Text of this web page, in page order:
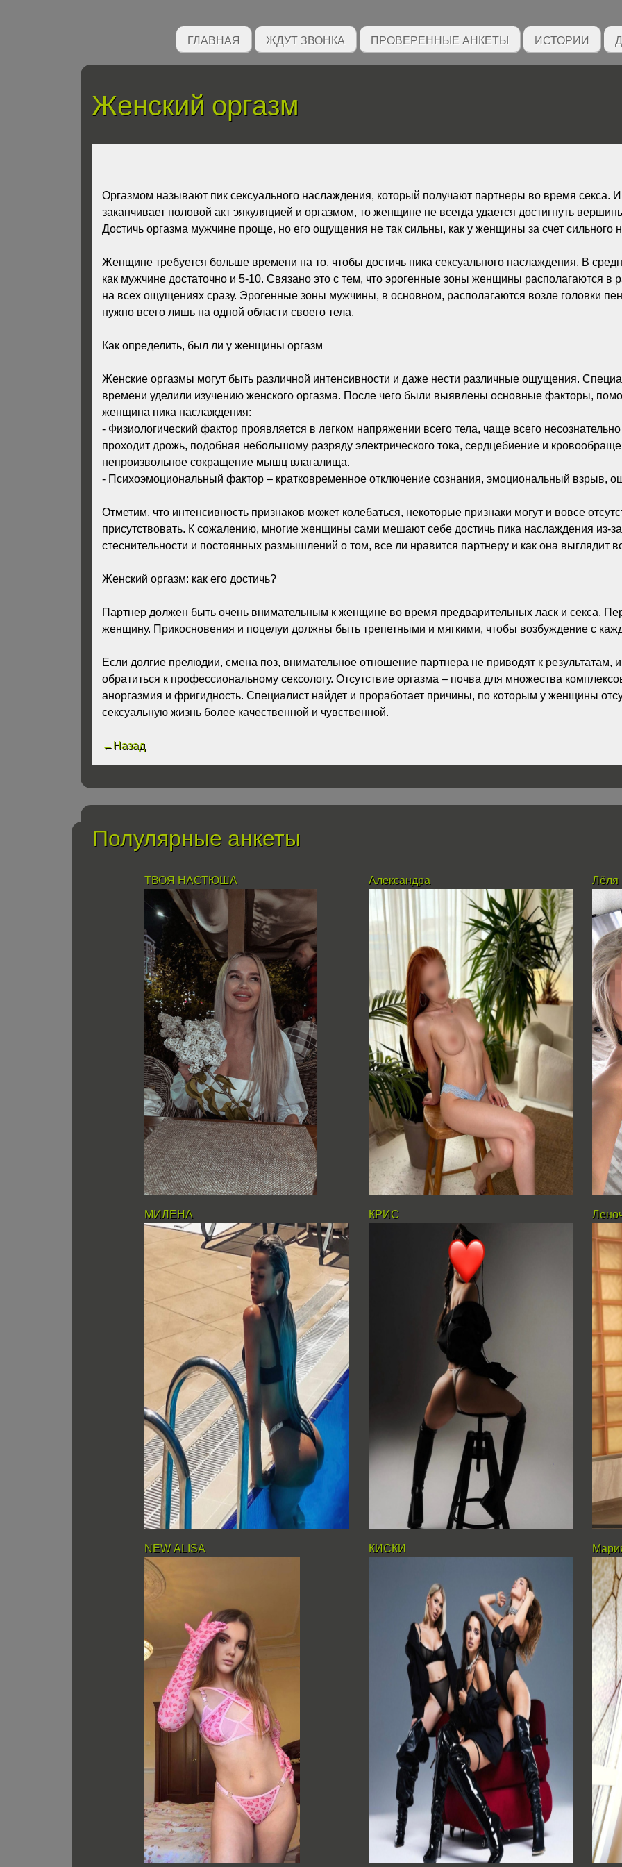
ГЛАВНАЯ ЖДУТ ЗВОНКА ПРОВЕРЕННЫЕ АНКЕТЫ ИСТОРИИ
Женский оргазм
Оргазмом называют пик сексуального наслаждения, который получают партнеры во время секса.
заканчивает половой акт эякуляцией и оргазмом, то женщине не всегда удается достигнуть
Достичь оргазма мужчине проще, но его ощущения не так сильны, как у женщины за счет
Женщине требуется больше времени на то, чтобы достичь пика сексуального наслаждения. В
как мужчине достаточно и 5-10. Связано это с тем, что эрогенные зоны женщины располагаются в
на всех ощущениях сразу. Эрогенные зоны мужчины, в основном, располагаются возле головки
нужно всего лишь на одной области своего тела.
Как определить, был ли у женщины оргазм
Женские оргазмы могут быть различной интенсивности и даже нести различные ощущения.
времени уделили изучению женского оргазма. После чего были выявлены основные факторы,
женщина пика наслаждения:
- Физиологический фактор проявляется в легком напряжении всего тела, чаще всего
проходит дрожь, подобная небольшому разряду электрического тока, сердцебиение и
непроизвольное сокращение мышц влагалища.
- Психоэмоциональный фактор – кратковременное отключение сознания, эмоциональный взрыв,
Отметим, что интенсивность признаков может колебаться, некоторые признаки могут и вовсе
присутствовать. К сожалению, многие женщины сами мешают себе достичь пика наслаждения из-
стеснительности и постоянных размышлений о том, все ли нравится партнеру и как она выглядит
Женский оргазм: как его достичь?
Партнер должен быть очень внимательным к женщине во время предварительных ласк и секса.
женщину. Прикосновения и поцелуи должны быть трепетными и мягкими, чтобы возбуждение с
Если долгие прелюдии, смена поз, внимательное отношение партнера не приводят к результатам,
обратиться к профессиональному сексологу. Отсутствие оргазма – почва для множества
аноргазмия и фригидность. Специалист найдет и проработает причины, по которым у женщины
сексуальную жизнь более качественной и чувственной.
←Назад
Полулярные анкеты
ТВОЯ НАСТЮША Александра Лёля
МИЛЕНА КРИС
NEW ALISA КИСКИ